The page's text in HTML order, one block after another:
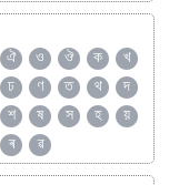
ঐ ও ঔ ক
খ
ঢ ণ ত থ
দ
শ ষ স হ
য়
ৰ ৱ